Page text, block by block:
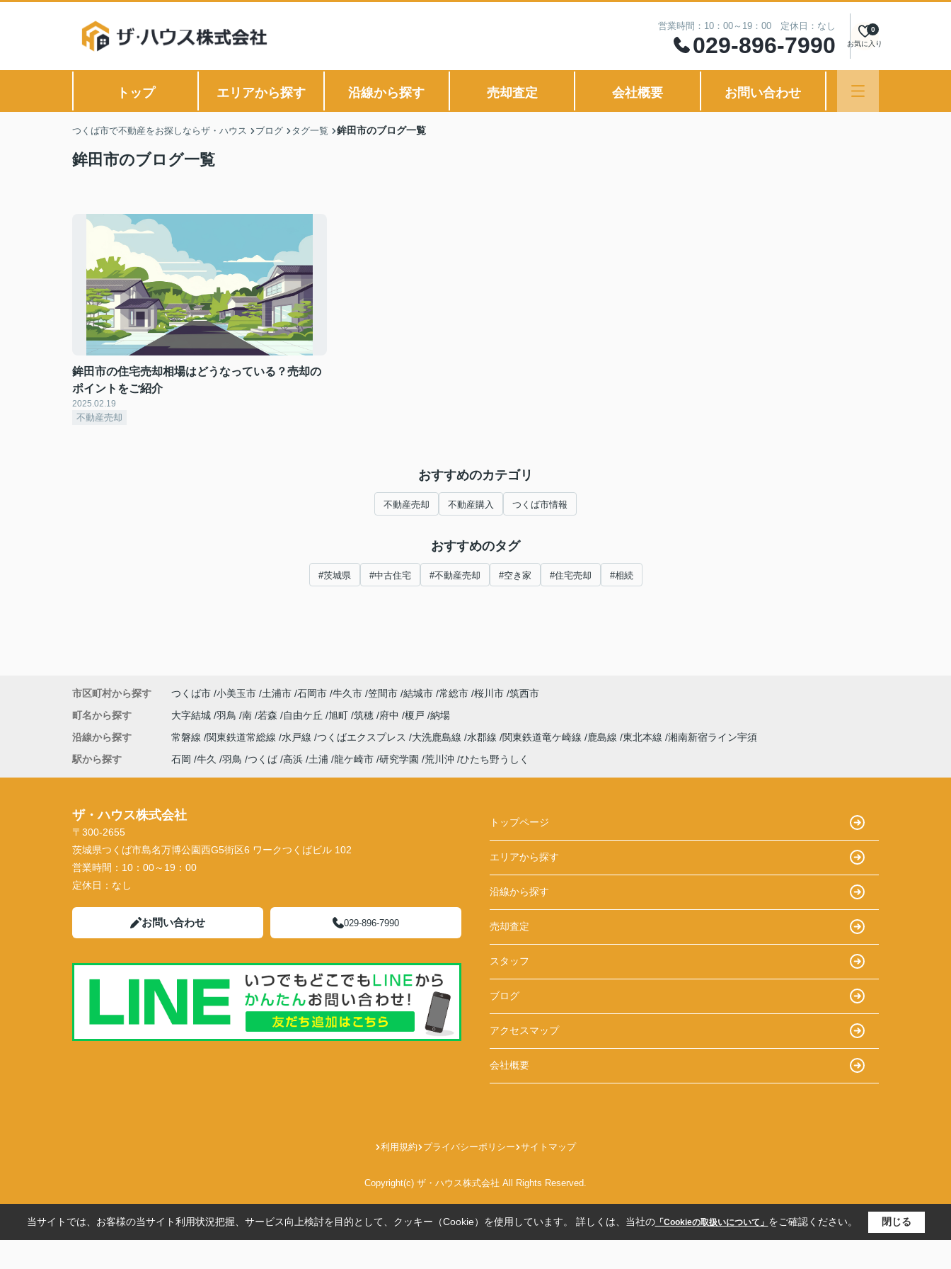
営業時間：10：00～19：00 定休日：なし
029-896-7990 お気に入り
0
トップ エリアから探す 沿線から探す 売却査定 会社概要 お問い合わせ
つくば市で不動産をお探しならザ・ハウス ブログ タグ一覧 鉾田市のブログ一覧
鉾田市のブログ一覧
鉾田市の住宅売却相場はどうなっている？売却の
ポイントをご紹介
2025.02.19
不動産売却
おすすめのカテゴリ
不動産売却 不動産購入 つくば市情報
おすすめのタグ
#茨城県 #中古住宅 #不動産売却 #空き家 #住宅売却 #相続
市区町村から探す つくば市 小美玉市 土浦市 石岡市 牛久市 笠間市 結城市 常総市 桜川市 筑西市
町名から探す
大字結城 羽鳥 南 若森 自由ケ丘 旭町 筑穂 府中 榎戸 納場
沿線から探す
常磐線 関東鉄道常総線 水戸線 つくばエクスプレス 大洗鹿島線 水郡線 関東鉄道竜ケ崎線 鹿島線 東北本線 湘南新宿ライン宇須
駅から探す
石岡 牛久 羽鳥 つくば 高浜 土浦 龍ケ崎市 研究学園 荒川沖 ひたち野うしく
ザ・ハウス株式会社
〒300-2655
茨城県つくば市島名万博公園西G5街区6 ワークつくばビル 102
営業時間： 10：00～19：00
定休日： なし
お問い合わせ 029-896-7990
トップページ
エリアから探す
沿線から探す
売却査定
スタッフ
ブログ
アクセスマップ
会社概要
利用規約 プライバシーポリシー サイトマップ
Copyright(c) ザ・ハウス株式会社 All Rights Reserved.
当サイトでは、お客様の当サイト利用状況把握、サービス向上検討を目的として、クッキー（Cookie）を使用しています。 詳しくは、当社の「Cookieの取扱いについて」 をご確認ください。 閉じる